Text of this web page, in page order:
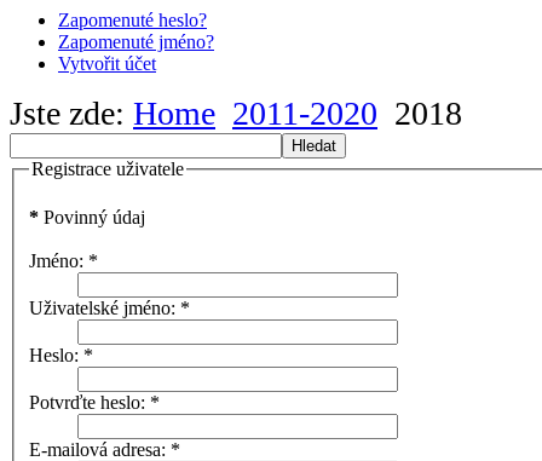
Zapomenuté heslo?
Zapomenuté jméno?
Vytvořit účet
Jste zde: Home 2011-2020 2018
Hledat
Registrace uživatele
* Povinný údaj
Jméno: *
Uživatelské jméno: *
Heslo: *
Potvrďte heslo: *
E-mailová adresa: *